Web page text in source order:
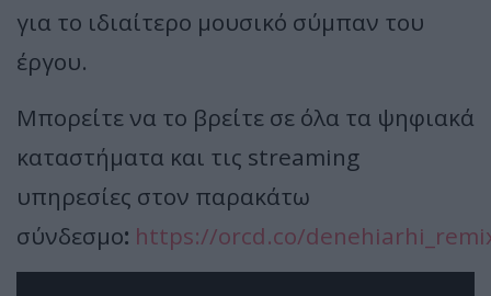
για το ιδιαίτερο μουσικό σύμπαν του
έργου.
Μπορείτε να το βρείτε σε όλα τα ψηφιακά
καταστήματα και τις streaming
υπηρεσίες στον παρακάτω
σύνδεσμο: https://orcd.co/